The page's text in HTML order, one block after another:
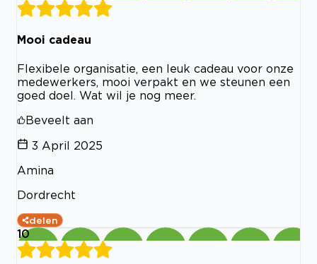
Mooi cadeau
Flexibele organisatie, een leuk cadeau voor onze
medewerkers, mooi verpakt en we steunen een
goed doel. Wat wil je nog meer.
Beveelt aan
3 April 2025
Amina
Dordrecht
delen
10